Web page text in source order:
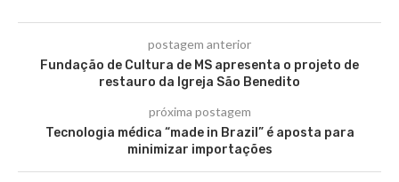
postagem anterior
Fundação de Cultura de MS apresenta o projeto de
restauro da Igreja São Benedito
próxima postagem
Tecnologia médica “made in Brazil” é aposta para
minimizar importações